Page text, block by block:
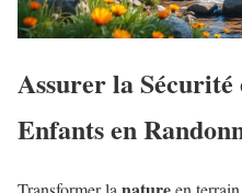
Assurer la Sécurité
Enfants en